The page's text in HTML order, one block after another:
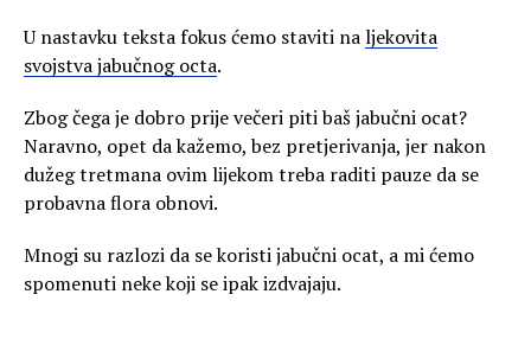
U nastavku teksta fokus ćemo staviti naljekovita
svojstva jabučnog octa.
Zbog čega je dobro prije večeri piti baš jabučni ocat?
Naravno, opet da kažemo, bez pretjerivanja, jer nakon
dužeg tretmana ovim lijekom treba raditi pauze da se
probavna flora obnovi.
Mnogi su razlozi da se koristi jabučni ocat, a mi ćemo
spomenuti neke koji se ipak izdvajaju.